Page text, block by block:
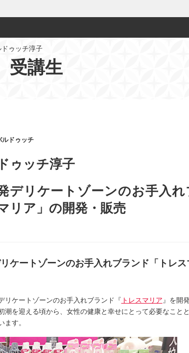
ゥッチ淳子
受講生
ルドゥッチ
ゥッチ淳子
デリケートゾーンのお手入れ
リア」の開発・販売
ケートゾーンのお手入れブランド「トレ
リケートゾーンのお手入れブランド『 トレスマリア 』を開
を迎える頃から、女性の健康と幸せにとって必要なこと
す。